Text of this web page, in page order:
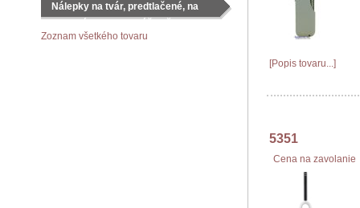
Nálepky na tvár, predtlačené, na
Zoznam všetkého tovaru
[Popis tovaru...]
5351
Cena na zavolanie